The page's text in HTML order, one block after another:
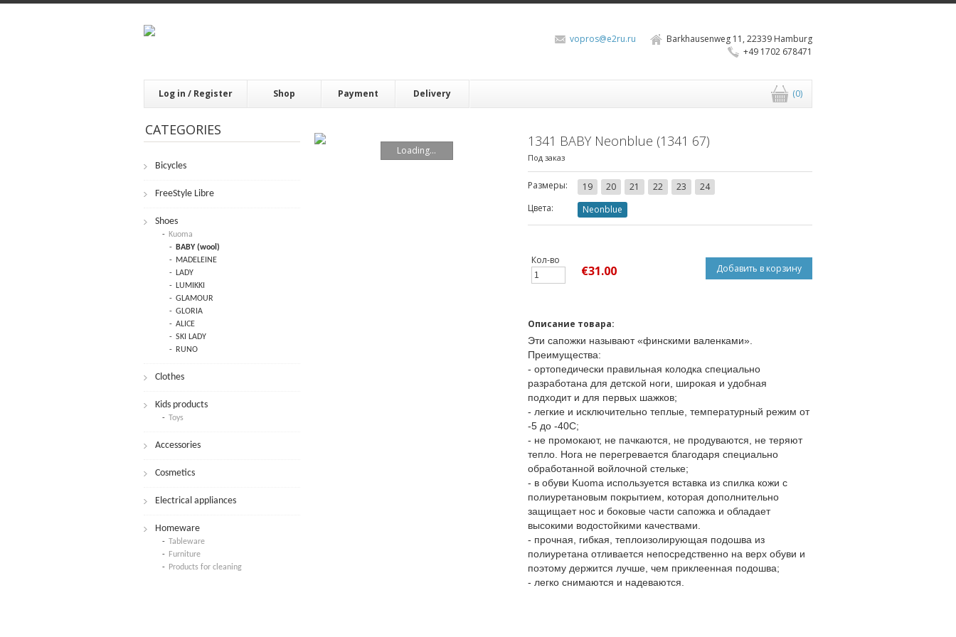
Barkhausenweg 11, 22339 Hamburg
vopros@e2ru.ru
+49 1702 678471
Log in / Register Shop Payment Delivery Корзина
(0)
CATEGORIES
Bicycles
FrееStylе Librе
Shoes
Kuoma
BABY (wool)
MADELEINE
LADY
LUMIKKI
GLAMOUR
GLORIA
ALICE
SKI LADY
RUNO
Clothes
Kids products
Toys
Accessories
Cosmetics
Electrical appliances
Homeware
Tableware
Furniture
Products for cleaning
Loading...
1341 BABY Neonblue (1341 67)
Под заказ
Размеры: 19 20 21 22 23
24
Цвета:
Neonblue
Кол-во
€31.00 Добавить в корзину
Описание товара:
Эти сапожки называют «финскими валенками».
Преимущества:
- ортопедически правильная колодка специально
разработана для детской ноги, широкая и удобная
подходит и для первых шажков;
- легкие и исключительно теплые, температурный режим от
-5 до -40С;
- не промокают, не пачкаются, не продуваются, не теряют
тепло. Нога не перегревается благодаря специально
обработанной войлочной стельке;
- в обуви Kuoma используется вставка из спилка кожи с
полиуретановым покрытием, которая дополнительно
защищает нос и боковые части сапожка и обладает
высокими водостойкими качествами.
- прочная, гибкая, теплоизолирующая подошва из
полиуретана отливается непосредственно на верх обуви и
поэтому держится лучше, чем приклеенная подошва;
- легко снимаются и надеваются.